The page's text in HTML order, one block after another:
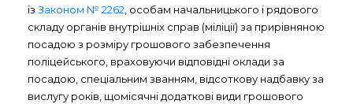
із Законом № 2262 , особам начальницького і рядового
складу органів внутрішніх справ (міліції) за прирівняною
посадою з розміру грошового забезпечення
поліцейського, враховуючи відповідні оклади за
посадою, спеціальним званням, відсоткову надбавку за
вислугу років, щомісячні додаткові види грошового